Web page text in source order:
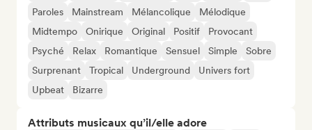
Paroles
Mainstream Mélancolique
Mélodique
Midtempo
Onirique Original Positif
Provocant
Psyché
Relax Romantique Sensuel Simple
Sobre
Surprenant
Tropical Underground
Univers fort
Upbeat
Bizarre
Attributs musicaux qu’il/elle adore